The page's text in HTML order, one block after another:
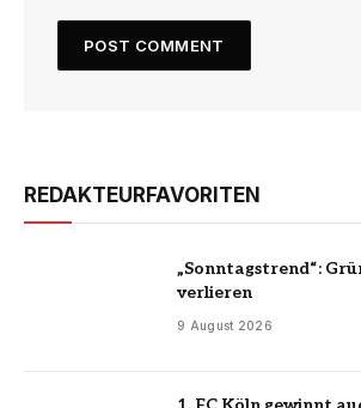
REDAKTEURFAVORITEN
„Sonntagstrend“:
verlieren
9 August 2026